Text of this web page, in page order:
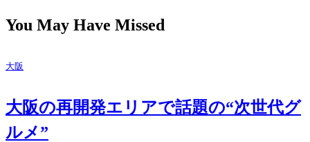
You May Have Missed
大阪
大阪の再開発エリアで話題の“次世代グ
ルメ”